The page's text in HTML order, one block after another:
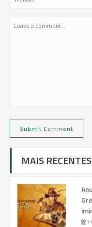
MAIS RECENTES